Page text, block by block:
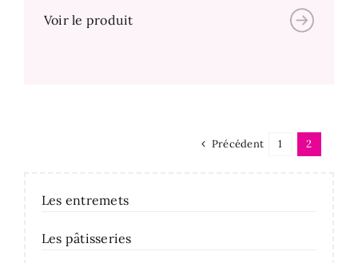
Voir le produit
Précédent 1 2
Les entremets
Les pâtisseries